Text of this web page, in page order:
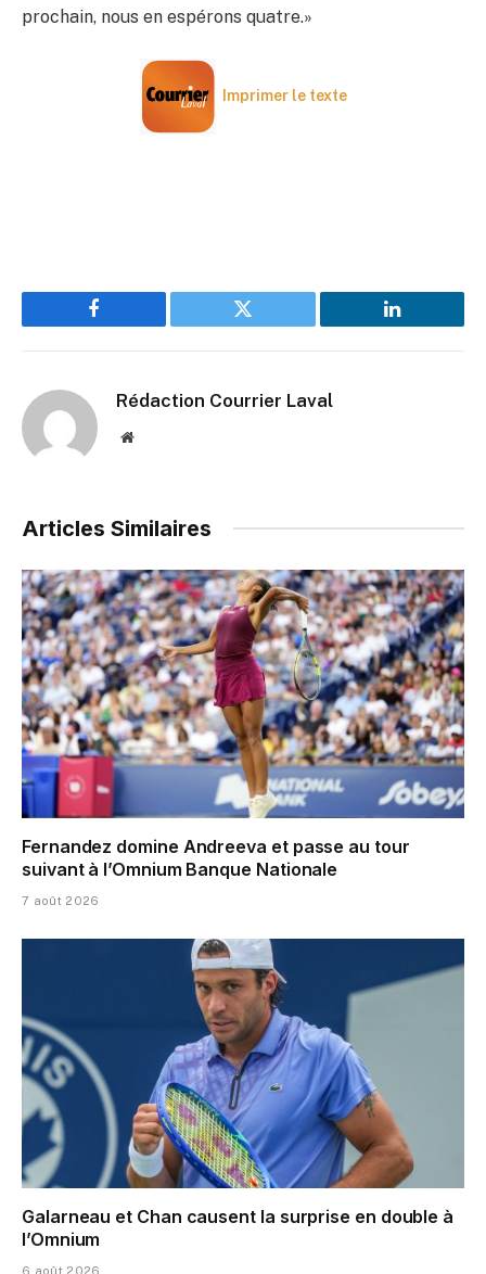
prochain, nous en espérons quatre.»
Imprimer le texte
Facebook Twitter LinkedIn
Rédaction Courrier Laval
Website
Articles Similaires
Fernandez domine Andreeva et passe au tour
suivant à l’Omnium Banque Nationale
7 août 2026
Galarneau et Chan causent la surprise en double à
l’Omnium
6 août 2026